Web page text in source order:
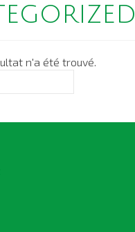
n'a été trouvé.